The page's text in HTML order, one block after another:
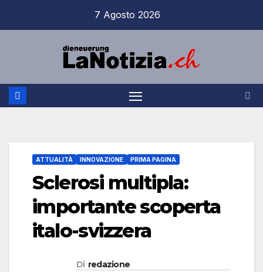
7 Agosto 2026
ATTUALITÀ INNOVAZIONE PRIMA PAGINA
Sclerosi multipla:
importante scoperta
italo-svizzera
Di redazione